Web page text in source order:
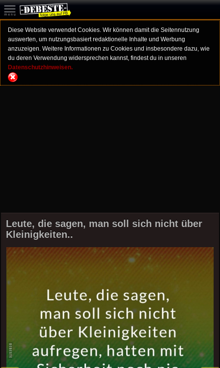
Diese Website verwendet Cookies. Wir können damit die Seitennutzung
auswerten, um nutzungsbasiert redaktionelle Inhalte und Werbung
anzuzeigen. Weitere Informationen zu Cookies und insbesondere dazu, wie
du deren Verwendung widersprechen kannst, findest du in unseren
Datenschutzhinweisen.
Leute, die sagen, man soll sich nicht über
Kleinigkeiten..